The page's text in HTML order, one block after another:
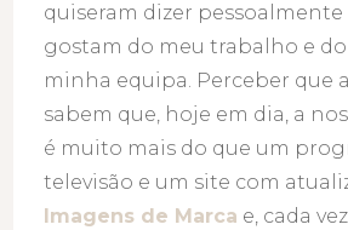
quiseram dizer
gostam do meu trabalho e
minha equipa. Perceber que
sabem que, hoje em dia, a
é muito mais do que um
televisão e um site com
Imagens de Marca e, cada